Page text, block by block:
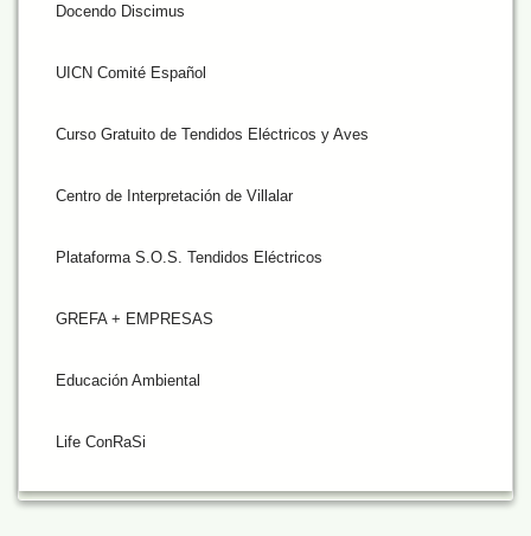
Docendo Discimus
UICN Comité Español
Curso Gratuito de Tendidos Eléctricos y Aves
Centro de Interpretación de Villalar
Plataforma S.O.S. Tendidos Eléctricos
GREFA + EMPRESAS
Educación Ambiental
Life ConRaSi